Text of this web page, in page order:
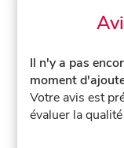
Il n'y a pas
moment
Votre avis est
évaluer la